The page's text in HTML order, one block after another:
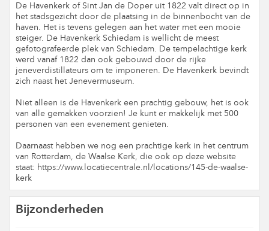
De Havenkerk of Sint Jan de Doper uit 1822 valt direct op in
het stadsgezicht door de plaatsing in de binnenbocht van de
haven. Het is tevens gelegen aan het water met een mooie
steiger. De Havenkerk Schiedam is wellicht de meest
gefotografeerde plek van Schiedam. De tempelachtige kerk
werd vanaf 1822 dan ook gebouwd door de rijke
jeneverdistillateurs om te imponeren. De Havenkerk bevindt
zich naast het Jenevermuseum.
Niet alleen is de Havenkerk een prachtig gebouw, het is ook
van alle gemakken voorzien! Je kunt er makkelijk met 500
personen van een evenement genieten.
Daarnaast hebben we nog een prachtige kerk in het centrum
van Rotterdam, de Waalse Kerk, die ook op deze website
staat: https://www.locatiecentrale.nl/locations/145-de-waalse-
kerk
Bijzonderheden